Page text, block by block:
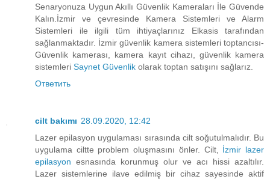
Senaryonuza Uygun Akıllı Güvenlik Kameraları İle Güvende
Kalın.İzmir ve çevresinde Kamera Sistemleri ve Alarm
Sistemleri ile ilgili tüm ihtiyaçlarınız Elkasis tarafından
sağlanmaktadır. İzmir güvenlik kamera sistemleri toptancısı-
Güvenlik kamerası, kamera kayıt cihazı, güvenlik kamera
sistemleri Saynet Güvenlik olarak toptan satışını sağlarız.
Ответить
cilt bakımı 28.09.2020, 12:42
Lazer epilasyon uygulaması sırasında cilt soğutulmalıdır. Bu
uygulama ciltte problem oluşmasını önler. Cilt, İzmir lazer
epilasyon esnasında korunmuş olur ve acı hissi azaltılır.
Lazer sistemlerine ilave edilmiş bir cihaz sayesinde aktif